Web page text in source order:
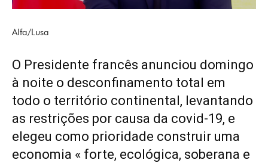
Alfa/Lusa
O Presidente francês anunciou domingo
à noite o desconfinamento total em
todo o território continental, levantando
as restrições por causa da covid-19, e
elegeu como prioridade construir uma
economia « forte, ecológica, soberana e